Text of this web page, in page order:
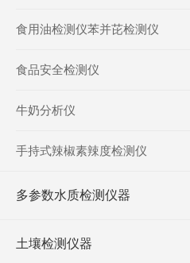
食用油检测仪苯并芘检测仪
食品安全检测仪
牛奶分析仪
手持式辣椒素辣度检测仪
多参数水质检测仪器
土壤检测仪器